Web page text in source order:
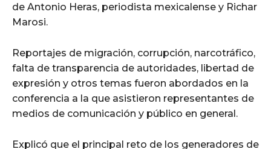
de Antonio Heras, periodista mexicalense y Richar
Marosi.
Reportajes de migración, corrupción, narcotráfico,
falta de transparencia de autoridades, libertad de
expresión y otros temas fueron abordados en la
conferencia a la que asistieron representantes de
medios de comunicación y público en general.
Explicó que el principal reto de los generadores de